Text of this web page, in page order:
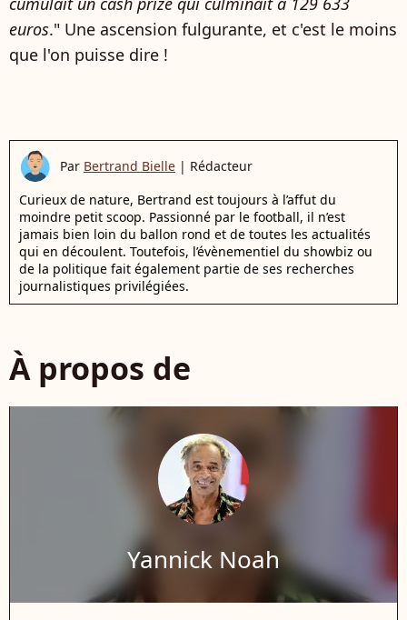
euros." Une ascension fulgurante, et c'est le moins
que l'on puisse dire !
Par Bertrand Bielle | Rédacteur
Curieux de nature, Bertrand est toujours à l’affut du
moindre petit scoop. Passionné par le football, il n’est
jamais bien loin du ballon rond et de toutes les actualités
qui en découlent. Toutefois, l’évènementiel du showbiz ou
de la politique fait également partie de ses recherches
journalistiques privilégiées.
À propos de
Yannick Noah